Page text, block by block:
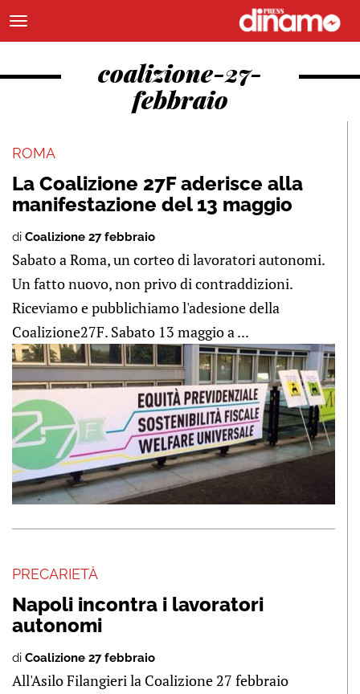
coalizione-27-
febbraio
ROMA
La Coalizione 27F aderisce alla
manifestazione del 13 maggio
di Coalizione 27 febbraio
Sabato a Roma, un corteo di lavoratori autonomi.
Un fatto nuovo, non privo di contraddizioni.
Riceviamo e pubblichiamo l'adesione della
Coalizione27F. Sabato 13 maggio a ...
PRECARIETÀ
Napoli incontra i lavoratori
autonomi
di Coalizione 27 febbraio
All'Asilo Filangieri la Coalizione 27 febbraio